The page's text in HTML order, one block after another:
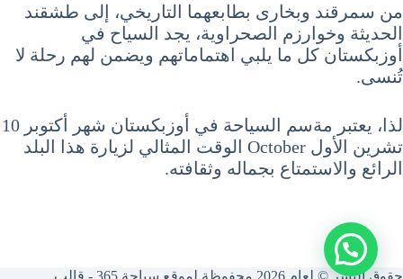
من سمرقند وبخارى بطابعهما التاريخي، إلى طشقند
الحديثة وخوارزم الصحراوية، يجد السياح في
أوزبكستان كل ما يلبي اهتماماتهم ويضمن لهم رحلة لا
تُنسى.
لذا، يعتبر مةسم السياحة في أوزبكستان شهر أكتوبر 10
تشرين الأول October الوقت المثالي لزيارة هذا البلد
الرائع والاستمتاع بجماله وثقافته.
حقوق النشر © لعام 2026 محفوظة لموقع سياحة 365 - قالب